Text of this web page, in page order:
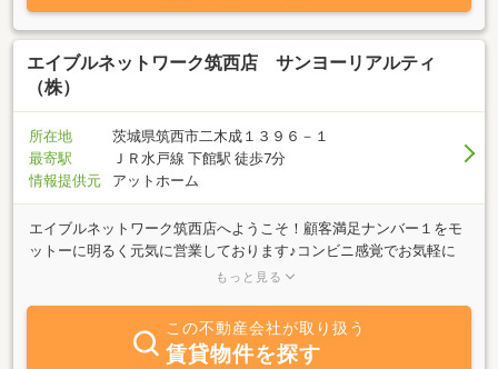
エイブルネットワーク筑西店 サンヨーリアルティ
（株）
所在地
茨城県筑西市二木成１３９６－１
最寄駅
ＪＲ水戸線 下館駅 徒歩7分
情報提供元
アットホーム
エイブルネットワーク筑西店へようこそ！顧客満足ナンバー１をモ
ットーに明るく元気に営業しております♪コンビニ感覚でお気軽に
お立ち寄りください！筑西市・真岡市エリアはもちろんのことエイ
城県南に９店舗構えておりますので常磐線沿線のご相談もお気軽に
お聞きください☆よろしくお願いいたします！！
もっと見る
この不動産会社が取り扱う
賃貸物件を探す